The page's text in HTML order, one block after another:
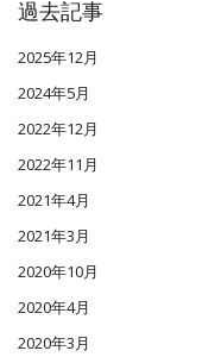
過去記事
2025年12月
2024年5月
2022年12月
2022年11月
2021年4月
2021年3月
2020年10月
2020年4月
2020年3月